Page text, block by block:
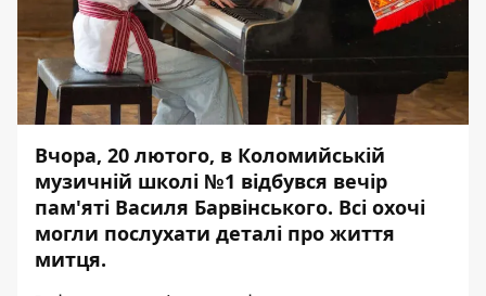
Вчора, 20 лютого, в Коломийській
музичній школі №1 відбувся вечір
пам'яті Василя Барвінського. Всі охочі
могли послухати деталі про життя
митця.